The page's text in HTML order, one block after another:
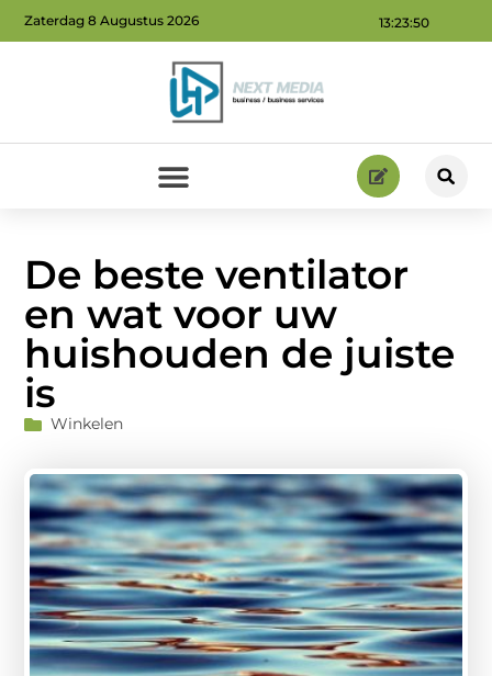
13:23:52
Zaterdag 8 Augustus 2026
De beste ventilator
en wat voor uw
huishouden de juiste
is
Winkelen